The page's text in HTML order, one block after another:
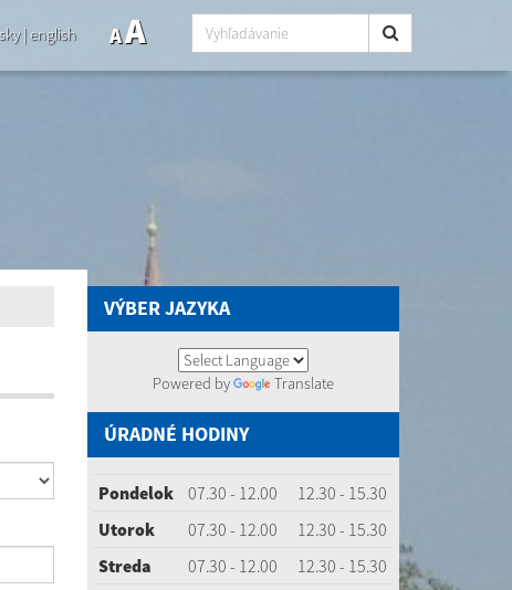
| english AA
VÝBER JAZYKA
Powered by Translate
ÚRADNÉ HODINY
Pondelok 07.30 - 12.00
12.30 - 15.30
Utorok
07.30 - 12.00
12.30 - 15.30
Streda
07.30 - 12.00
12.30 - 15.30